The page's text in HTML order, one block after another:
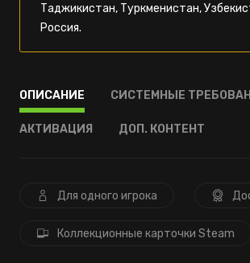
Таджикистан, Туркменистан,
Россия.
ОПИСАНИЕ СИСТЕМНЫЕ
АКТИВАЦИЯ ДОП. КОНТЕНТ
Для одного игрока
Коллекционные карточки Steam